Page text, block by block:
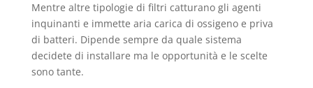
Mentre altre tipologie di filtri catturano gli agenti
inquinanti e immette aria carica di ossigeno e priva
di batteri. Dipende sempre da quale sistema
decidete di installare ma le opportunità e le scelte
sono tante.